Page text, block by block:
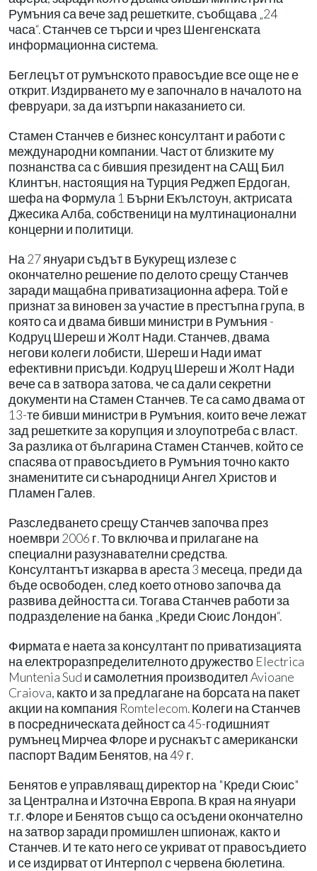
Румъния са вече зад решетките, съобщава „24
часа“. Станчев се търси и чрез Шенгенската
информационна система.
Беглецът от румънското правосъдие все още не е
открит. Издирването му е започнало в началото на
февруари, за да изтърпи наказанието си.
Стамен Станчев е бизнес консултант и работи с
международни компании. Част от близките му
познанства са с бившия президент на САЩ Бил
Клинтън, настоящия на Турция Реджеп Ердоган,
шефа на Формула 1 Бърни Екълстоун, актрисата
Джесика Алба, собственици на мултинационални
концерни и политици.
На 27 януари съдът в Букурещ излезе с
окончателно решение по делото срещу Станчев
заради мащабна приватизационна афера. Той е
признат за виновен за участие в престъпна група, в
която са и двама бивши министри в Румъния -
Кодруц Шереш и Жолт Нади. Станчев, двама
негови колеги лобисти, Шереш и Нади имат
ефективни присъди. Кодруц Шереш и Жолт Нади
вече са в затвора затова, че са дали секретни
документи на Стамен Станчев. Те са само двама от
13-те бивши министри в Румъния, които вече лежат
зад решетките за корупция и злоупотреба с власт.
За разлика от българина Стамен Станчев, който се
спасява от правосъдието в Румъния точно както
знаменитите си сънародници Ангел Христов и
Пламен Галев.
Разследването срещу Станчев започва през
ноември 2006 г. То включва и прилагане на
специални разузнавателни средства.
Консултантът изкарва в ареста 3 месеца, преди да
бъде освободен, след което отново започва да
развива дейността си. Тогава Станчев работи за
подразделение на банка „Креди Сюис Лондон“.
Фирмата е наета за консултант по приватизацията
на електроразпределителното дружество Electrica
Muntenia Sud и самолетния производител Avioane
Craiova, както и за предлагане на борсата на пакет
акции на компания Romtelecom. Колеги на Станчев
в посредническата дейност са 45-годишният
румънец Мирчеа Флоре и руснакът с американски
паспорт Вадим Бенятов, на 49 г.
Бенятов е управляващ директор на "Креди Сюис"
за Централна и Източна Европа. В края на януари
т.г. Флоре и Бенятов също са осъдени окончателно
на затвор заради промишлен шпионаж, както и
Станчев. И те като него се укриват от правосъдието
и се издирват от Интерпол с червена бюлетина.